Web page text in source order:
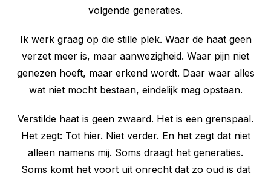
volgende generaties.
Ik werk graag op die stille plek. Waar de haat geen
verzet meer is, maar aanwezigheid. Waar pijn niet
genezen hoeft, maar erkend wordt. Daar waar alles
wat niet mocht bestaan, eindelijk mag opstaan.
Verstilde haat is geen zwaard. Het is een grenspaal.
Het zegt: Tot hier. Niet verder. En het zegt dat niet
alleen namens mij. Soms draagt het generaties.
Soms komt het voort uit onrecht dat zo oud is dat